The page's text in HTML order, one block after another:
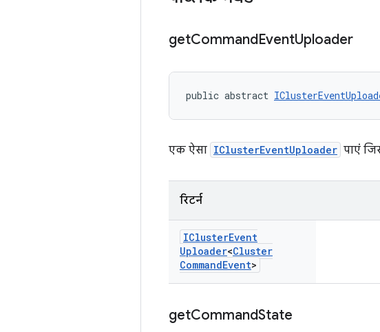
getCommandEventUploader
public abstract
एक ऐसा IClusterEventUploader पाएं
रिटर्न
IClusterEvent
Uploader<Cluster
CommandEvent>
getCommandState